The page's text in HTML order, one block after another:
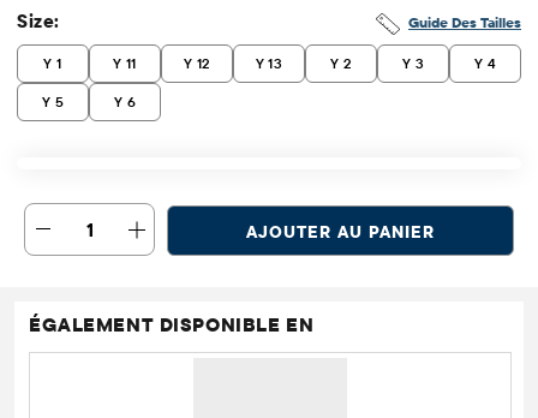
Guide Des Tailles
Size:
Y 1 Y 11 Y 12 Y 13 Y 2 Y 3 Y 4
Y 5 Y 6
1 AJOUTER AU PANIER
ÉGALEMENT DISPONIBLE EN